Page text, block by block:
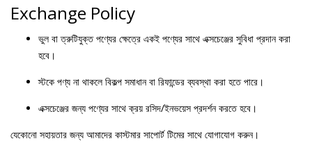
Exchange Policy
ভুল বা ত্রুটিযুক্ত পণ্যের ক্ষেত্রে একই পণ্যের সাথে এক্সচেঞ্জের সুবিধা প্রদান করা
হবে।
স্টকে পণ্য না থাকলে বিকল্প সমাধান বা রিফান্ডের ব্যবস্থা করা হতে পারে।
এক্সচেঞ্জের জন্য পণ্যের সাথে ক্রয় রসিদ/ইনভয়েস প্রদর্শন করতে হবে।
যেকোনো সহায়তার জন্য আমাদের কাস্টমার সাপোর্ট টিমের সাথে যোগাযোগ করুন।